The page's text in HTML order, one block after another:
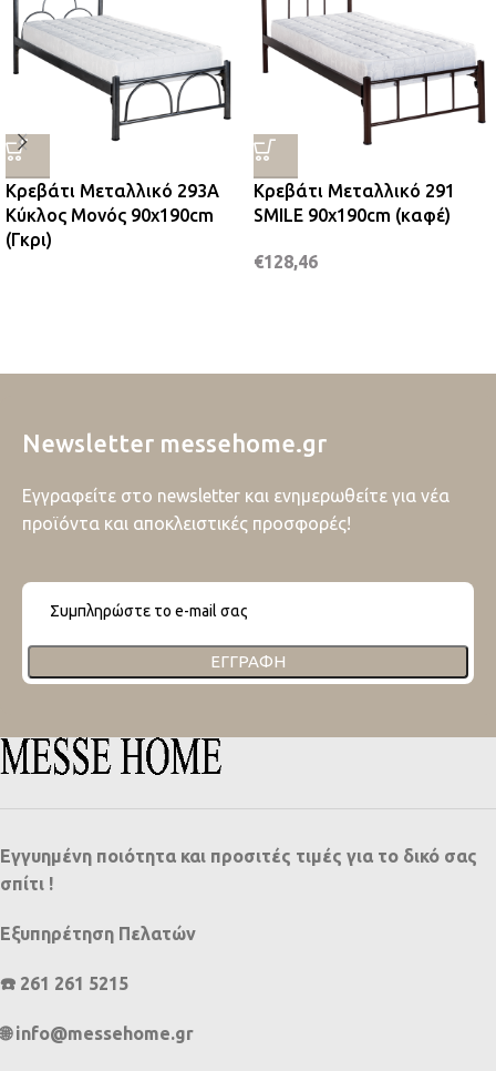
Κρεβάτι Μεταλλικό 293A
Κύκλος Μονός 90x190cm
(Γκρι)
Κρεβάτι Μεταλλικό 291
SMILE 90x190cm (καφέ)
€128,46
Newsletter messehome.gr
Εγγραφείτε στο newsletter και ενημερωθείτε για νέα
προϊόντα και αποκλειστικές προσφορές!
ΕΓΓΡΑΦΉ
Εγγυημένη ποιότητα και προσιτές τιμές για το δικό σας
σπίτι !
Εξυπηρέτηση Πελατών
☎️ 261 261 5215
🌐 info@messehome.gr